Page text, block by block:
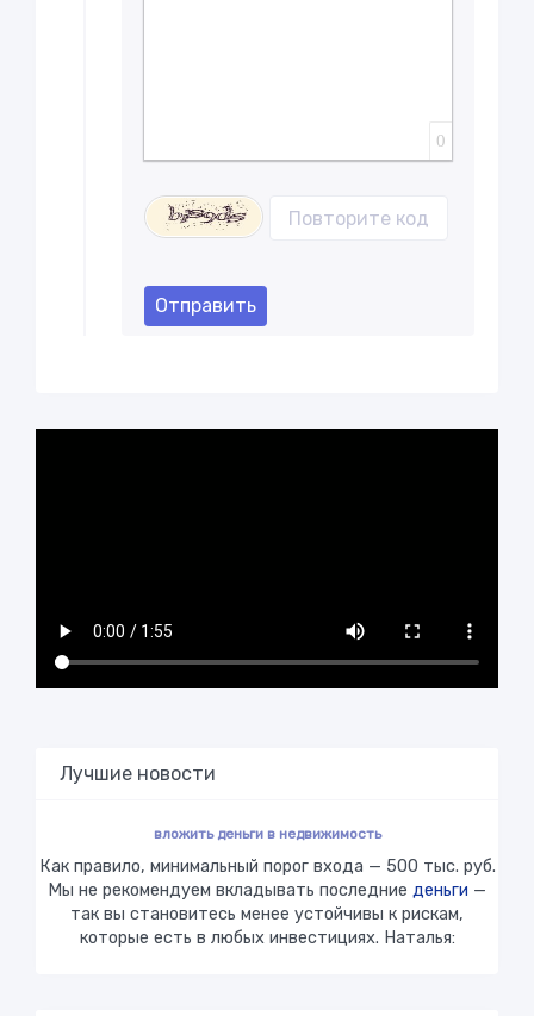
0
Отправить
Лучшие новости
вложить деньги в недвижимость
Как правило, минимальный порог входа — 500 тыс. руб.
Мы не рекомендуем вкладывать последние деньги —
так вы становитесь менее устойчивы к рискам,
которые есть в любых инвестициях. Наталья: